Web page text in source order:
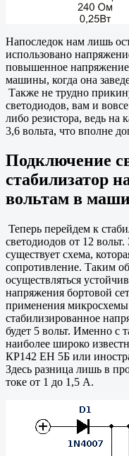
Напоследок нам лишь
использовано
повышенное напряжение
машины, когда она
Также не трудно
светодиодов, вам и
либо резистора, ведь на
3,6 вольта, что вполне
Подключение
стабилизатор
вольтам в
Теперь перейдем к
светодиодов от 12
существует схема,
сопротивление. Таким
осуществляться
напряжения бортовой
применения микросхемы
стабилизированное
будет 5 вольт. Именно с
наиболее широко
КР142 ЕН 5Б или
Здесь разница лишь в
токе от 1 до 1,5 А.